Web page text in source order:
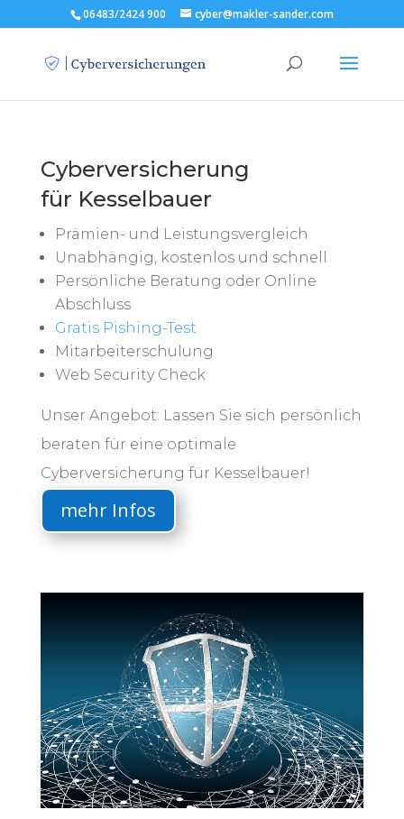
06483/2424 900 cyber@makler-sander.com
Cyberversicherung
für Kesselbauer
Prämien- und Leistungsvergleich
Unabhängig, kostenlos und schnell
Persönliche Beratung oder Online
Abschluss
Gratis Pishing-Test
Mitarbeiterschulung
Web Security Check
Unser Angebot: Lassen Sie sich persönlich
beraten für eine optimale
Cyberversicherung für Kesselbauer!
mehr Infos